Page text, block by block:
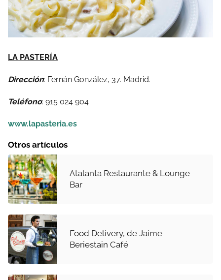
LA PASTERÍA
Dirección: Fernán González, 37. Madrid.
Teléfono: 915 024 904
www.lapasteria.es
Otros artículos
Atalanta Restaurante & Lounge
Bar
Food Delivery, de Jaime
Beriestain Café